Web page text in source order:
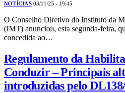
NOTÍCIAS 03/11/25 - 19:45
O Conselho Diretivo do Instituto da
(IMT) anunciou, esta segunda-feira,
concedida ao…
Regulamento da
Conduzir – Principais
introduzidas pelo